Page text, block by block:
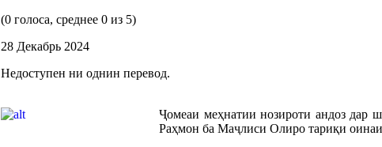
(0 голоса, среднее 0 из 5)
28 Декабрь 2024
Недоступен ни однин перевод.
Ҷомеаи меҳнатии нозироти андоз дар
Раҳмон ба Маҷлиси Олиро тариқи